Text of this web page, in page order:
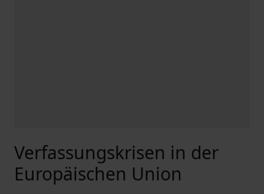
Verfassungskrisen in der
Europäischen Union